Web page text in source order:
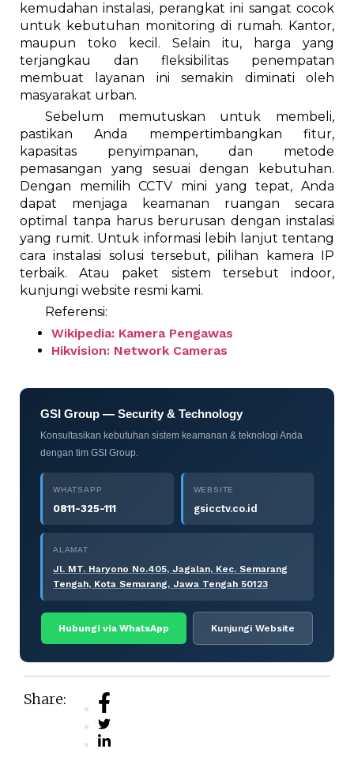
kemudahan instalasi, perangkat ini sangat cocok
untuk kebutuhan monitoring di rumah. Kantor,
maupun toko kecil. Selain itu, harga yang
terjangkau dan fleksibilitas penempatan
membuat layanan ini semakin diminati oleh
masyarakat urban.
Sebelum memutuskan untuk membeli,
pastikan Anda mempertimbangkan fitur,
kapasitas penyimpanan, dan metode
pemasangan yang sesuai dengan kebutuhan.
Dengan memilih CCTV mini yang tepat, Anda
dapat menjaga keamanan ruangan secara
optimal tanpa harus berurusan dengan instalasi
yang rumit. Untuk informasi lebih lanjut tentang
cara instalasi solusi tersebut, pilihan kamera IP
terbaik. Atau paket sistem tersebut indoor,
kunjungi website resmi kami.
Referensi:
Wikipedia: Kamera Pengawas
Hikvision: Network Cameras
GSI Group — Security & Technology
Konsultasikan kebutuhan sistem keamanan & teknologi Anda
dengan tim GSI Group.
WHATSAPP
0811-325-111
WEBSITE
gsicctv.co.id
ALAMAT
Jl. MT. Haryono No.405, Jagalan, Kec. Semarang
Tengah, Kota Semarang, Jawa Tengah 50123
Hubungi via WhatsApp Kunjungi Website
Share: